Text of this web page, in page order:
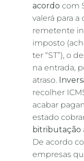
acordo com
valerá para a
remetente
imposto
ter “ST”), o
na entrada,
atraso.
recolher
acabar
estado
bitributação
De acordo
empresas